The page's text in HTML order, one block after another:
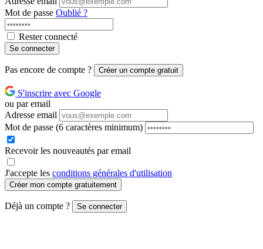
Mot de passe Oublié ?
Rester connecté
Se connecter
Pas encore de compte ? Créer un compte gratuit
S'inscrire avec Google
ou par email
Adresse email
Mot de passe (6 caractères minimum)
Recevoir les nouveautés par email
J'accepte les conditions générales d'utilisation
Créer mon compte gratuitement
Déjà un compte ? Se connecter